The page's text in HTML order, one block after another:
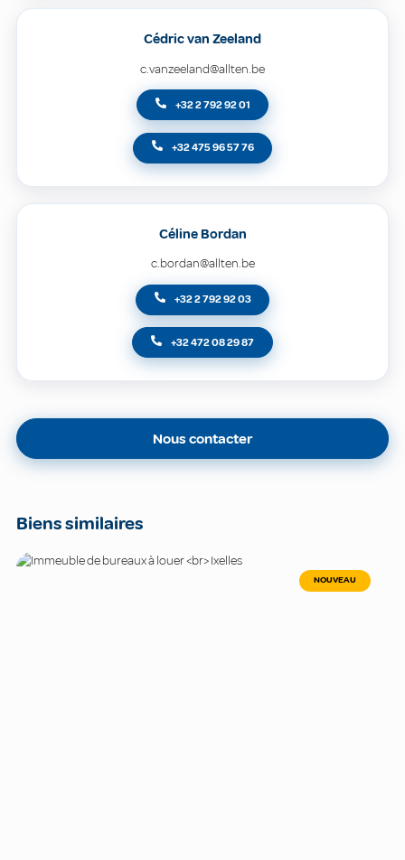
Cédric van Zeeland
c.vanzeeland@allten.be
+32 2 792 92 01
+32 475 96 57 76
Céline Bordan
c.bordan@allten.be
+32 2 792 92 03
+32 472 08 29 87
Nous contacter
Biens similaires
NOUVEAU